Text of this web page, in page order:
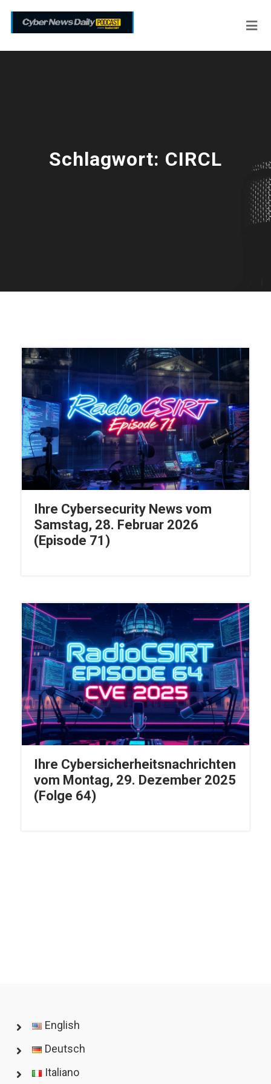
Schlagwort: CIRCL
Ihre Cybersecurity News vom
Samstag, 28. Februar 2026
(Episode 71)
Ihre Cybersicherheitsnachrichten
vom Montag, 29. Dezember 2025
(Folge 64)
English
Deutsch
Italiano